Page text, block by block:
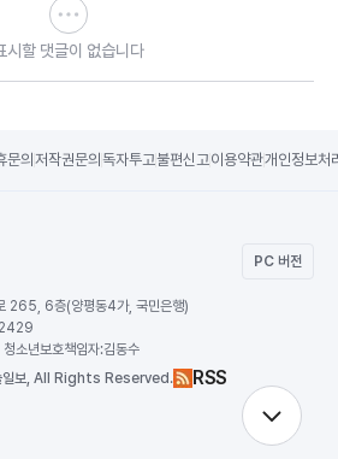
시할 댓글이 없습니다
문의 저작권문의 독자투고불편신고이용약관개인정보처
PC 버전
265, 6층(양평동4가, 국민은행)
청소년보호책임자:김동수
보, All Rights Reserved. RSS